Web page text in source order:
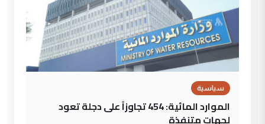
سياسية
الموارد المائية: 454 تجاوزاً على دجلة تعود
لجهات متنفذة